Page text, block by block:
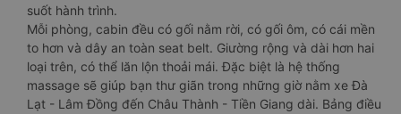
suốt hành trình.
Mỗi phòng, cabin đều có gối nằm rời, có gối ôm, có cái mền
to hơn và dây an toàn seat belt. Giường rộng và dài hơn hai
loại trên, có thể lăn lộn thoải mái. Đặc biệt là hệ thống
massage sẽ giúp bạn thư giãn trong những giờ nằm xe Đà
Lạt - Lâm Đồng đến Châu Thành - Tiền Giang dài. Bảng điều